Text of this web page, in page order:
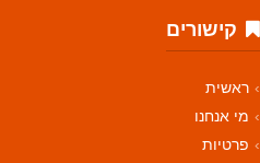
קישורים
ראשית
מי אנחנו
פרטיות